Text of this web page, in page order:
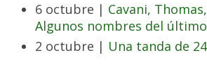
6 octubre | Cavani,
Algunos nombres del
2 octubre | Una tanda de